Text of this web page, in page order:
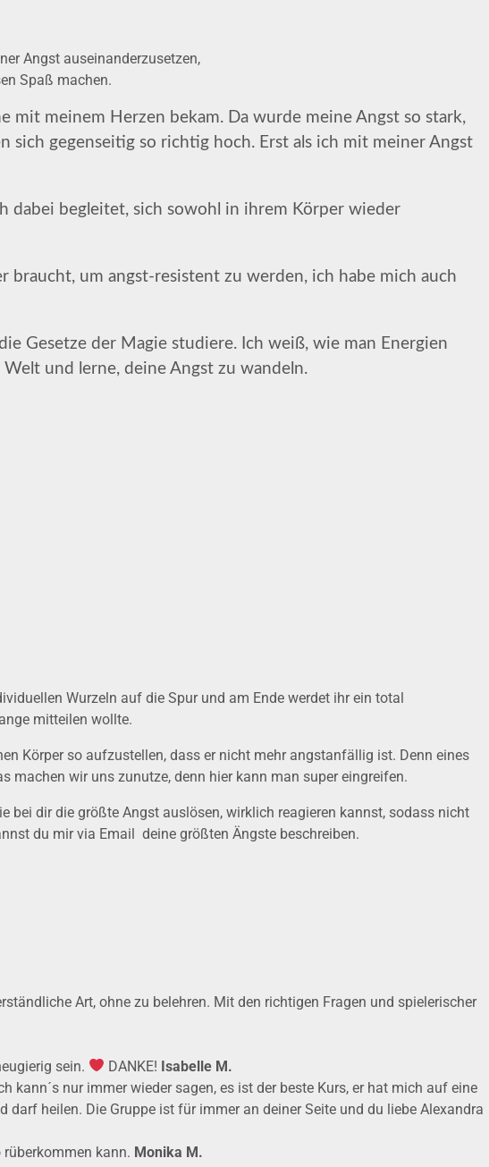
Angst auseinanderzusetzen,
Spaß machen.
mit meinem Herzen bekam. Da wurde meine Angst so stark,
gegenseitig so richtig hoch. Erst als ich mit meiner Angst
dabei begleitet, sich sowohl in ihrem Körper wieder
um angst-resistent zu werden, ich habe mich auch
Gesetze der Magie studiere. Ich weiß, wie man Energien
und lerne, deine Angst zu wandeln.
Wurzeln auf die Spur und am Ende werdet ihr ein total
mitteilen wollte.
Körper so aufzustellen, dass er nicht mehr angstanfällig ist. Denn eines
machen wir uns zunutze, denn hier kann man super eingreifen.
bei dir die größte Angst auslösen, wirklich reagieren kannst, sodass nicht
du mir via Email deine größten Ängste beschreiben.
Art, ohne zu belehren. Mit den richtigen Fragen und spielerischer
sein. DANKE! Isabelle M.
kann´s nur immer wieder sagen, es ist der beste Kurs, er hat mich auf eine
heilen. Die Gruppe ist für immer an deiner Seite und du liebe Alexandra
kann. Monika M.